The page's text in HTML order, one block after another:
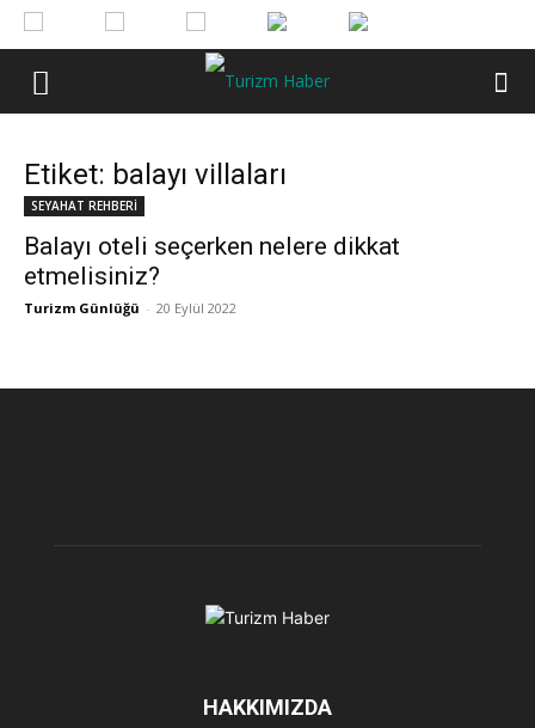
Etiket: balayı villaları
SEYAHAT REHBERİ
Balayı oteli seçerken nelere dikkat
etmelisiniz?
Turizm Günlüğü - 20 Eylül 2022
HAKKIMIZDA